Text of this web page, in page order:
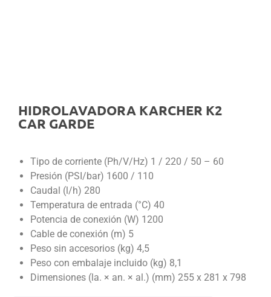
HIDROLAVADORA KARCHER K2
CAR GARDE
Tipo de corriente (Ph/V/Hz) 1 / 220 / 50 – 60
Presión (PSI/bar) 1600 / 110
Caudal (l/h) 280
Temperatura de entrada (°C) 40
Potencia de conexión (W) 1200
Cable de conexión (m) 5
Peso sin accesorios (kg) 4,5
Peso con embalaje incluido (kg) 8,1
Dimensiones (la. × an. × al.) (mm) 255 x 281 x 798